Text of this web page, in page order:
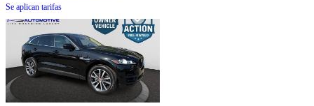
Se aplican tarifas